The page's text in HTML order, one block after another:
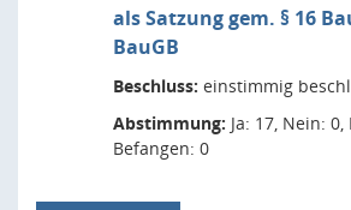
als Satzung gem. § 16
BauGB
Beschluss: einstimmig
Abstimmung: Ja: 17, Nein:
Befangen: 0